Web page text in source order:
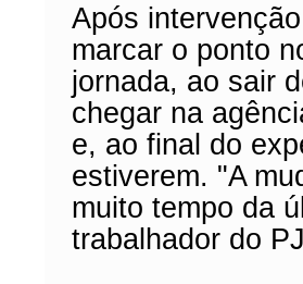
Após
marcar o ponto
jornada, ao sair
chegar na
e, ao final do
estiverem. "A
muito tempo da
trabalhador do